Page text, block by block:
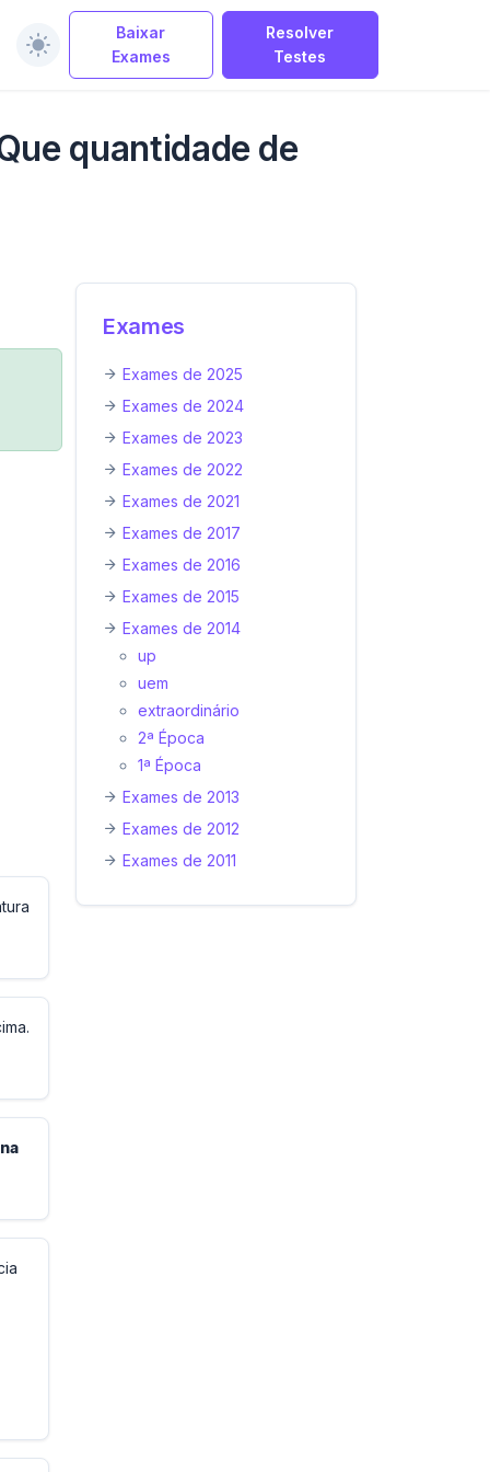
Baixar
Exames
Resolver
Testes
quantidade de
Exames
Exames de 2025
Exames de 2024
Exames de 2023
Exames de 2022
Exames de 2021
Exames de 2017
Exames de 2016
Exames de 2015
Exames de 2014
up
uem
extraordinário
2ª Época
1ª Época
Exames de 2013
Exames de 2012
Exames de 2011